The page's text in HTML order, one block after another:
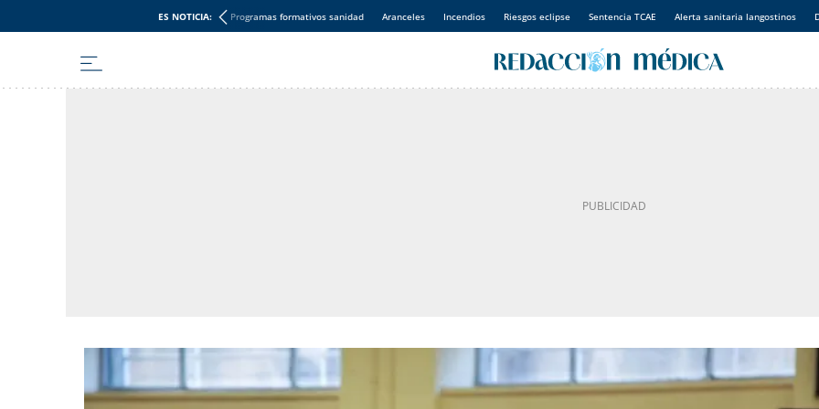
ES NOTICIA: Programas formativos sanidad Aranceles Incendios Riesgos eclipse Sentencia TCAE Alerta sanitaria langostinos